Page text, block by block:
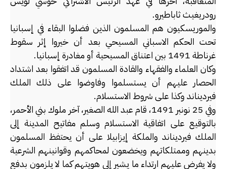
رودريغيث ثاباطيرو.
والموريسكيون هم المسلمون الذين فضلوا البقاء في إسبانيا
تحت الحكم الاسباني المسيحي بعد أن خيروا إثر سقوط
غرناطة 1491 بين اعتناق المسيحية أو مغادرة إسبانيا.
وكان العلماء والفقهاء والقادة المسلمون قد اتفقوا بعد اشتداد
الحصار عليهم أن يستسلموا وفاوضوا على ذلك الملك
فيرديناند وكذا على شروط الاستسلام.
وفي 25 نونبر 1491، قام عبد الله الصغير، آخر ملوك بني الأحمر،
بالتوقيع على اتفاقية الاستسلام وسلم مفاتيح المدينة إلى
الملك فيرديناند والملكة إيزابيلا على أن يحتفظ المسلمون
بدينهم وممتلكاتهم ويخضعون لمحاكمهم وقوانينهم الشرعية
ولا يفرض عليهم ارتداء ما يشير إلى هويتهم كما لا يلزمون بدفع